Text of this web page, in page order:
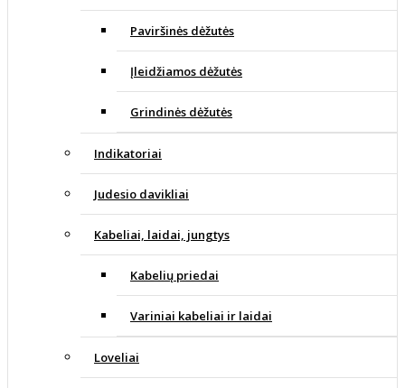
Paviršinės dėžutės
Įleidžiamos dėžutės
Grindinės dėžutės
Indikatoriai
Judesio davikliai
Kabeliai, laidai, jungtys
Kabelių priedai
Variniai kabeliai ir laidai
Loveliai